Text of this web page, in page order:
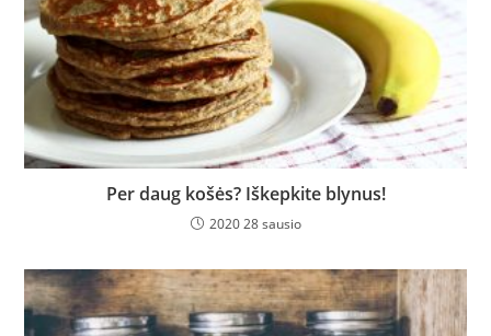
Per daug košės? Iškepkite blynus!
2020 28 sausio